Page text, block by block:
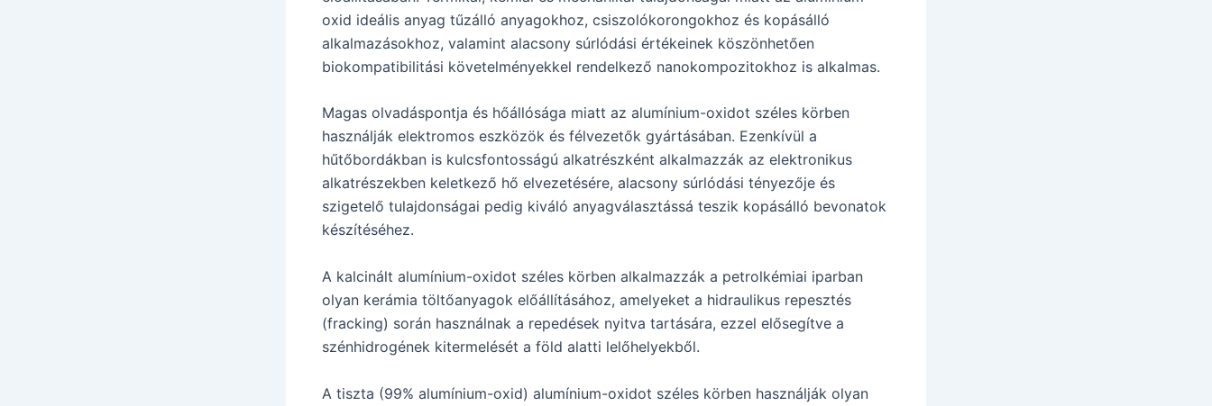
oxid ideális anyag tűzálló anyagokhoz, csiszolókorongokhoz és kopásálló
alkalmazásokhoz, valamint alacsony súrlódási értékeinek köszönhetően
biokompatibilitási követelményekkel rendelkező nanokompozitokhoz is alkalmas.
Magas olvadáspontja és hőállósága miatt az alumínium-oxidot széles körben
használják elektromos eszközök és félvezetők gyártásában. Ezenkívül a
hűtőbordákban is kulcsfontosságú alkatrészként alkalmazzák az elektronikus
alkatrészekben keletkező hő elvezetésére, alacsony súrlódási tényezője és
szigetelő tulajdonságai pedig kiváló anyagválasztássá teszik kopásálló bevonatok
készítéséhez.
A kalcinált alumínium-oxidot széles körben alkalmazzák a petrolkémiai iparban
olyan kerámia töltőanyagok előállításához, amelyeket a hidraulikus repesztés
(fracking) során használnak a repedések nyitva tartására, ezzel elősegítve a
szénhidrogének kitermelését a föld alatti lelőhelyekből.
A tiszta (99% alumínium-oxid) alumínium-oxidot széles körben használják olyan